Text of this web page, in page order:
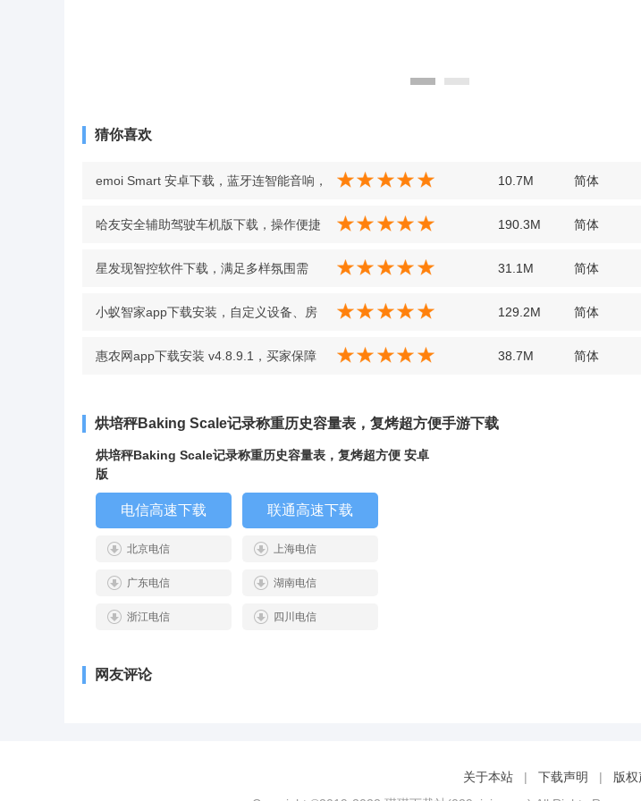
猜你喜欢
emoi Smart 安卓下载，蓝牙连智能音响，
手机控播放、使用设备更轻松 v6.4 最新版
10.7M 简体
哈友安全辅助驾驶车机版下载，操作便捷
功能全，安全驾驶辅助必备，让交通出行
190.3M 简体
星发现智控软件下载，满足多样氛围需
求，智慧灯控更贴心 v1.0.0 最新版
31.1M 简体
小蚁智家app下载安装，自定义设备、房
间、场景，一键启动情景模式 v2.0.17.1
129.2M 简体
惠农网app下载安装 v4.8.9.1，买家保障 38.7M 简体
烘培秤Baking Scale记录称重历史容量表，复烤超方便手游下载
烘培秤Baking Scale记录称重历史容量表，复烤超方便 安卓
版
电信高速下载 联通高速下载
北京电信 上海电信
广东电信 湖南电信
浙江电信 四川电信
网友评论
关于本站 | 下载声明 | 版权